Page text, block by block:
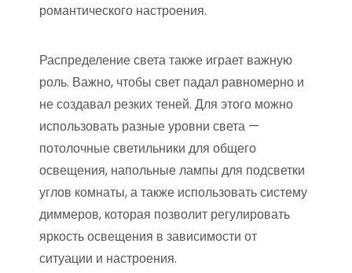
романтического настроения.
Распределение света также играет важную
роль. Важно, чтобы свет падал равномерно и
не создавал резких теней. Для этого можно
использовать разные уровни света —
потолочные светильники для общего
освещения, напольные лампы для подсветки
углов комнаты, а также использовать систему
диммеров, которая позволит регулировать
яркость освещения в зависимости от
ситуации и настроения.